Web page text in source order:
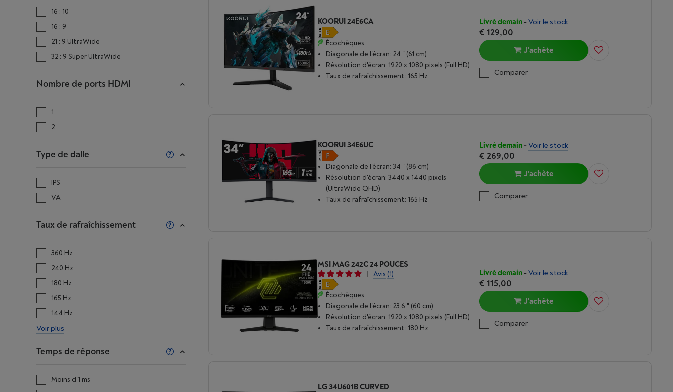
16 : 10
16 : 9
21 : 9 UltraWide
32 : 9 Super UltraWide
Nombre de ports HDMI
1
2
Type de dalle
IPS
VA
Taux de rafraîchissement
360 Hz
240 Hz
180 Hz
165 Hz
144 Hz
Voir plus
Temps de réponse
Moins d'1 ms
KOORUI 24E6CA
Écochèques
Diagonale de l'écran: 24 " (61 cm)
Résolution d'écran: 1920 x 1080 pixels (Full HD)
Taux de rafraîchissement: 165 Hz
Livré demain- Voir le stock
€ 129,00
J'achète
Comparer
KOORUI 34E6UC
Diagonale de l'écran: 34 " (86 cm)
Résolution d'écran: 3440 x 1440 pixels
(UltraWide QHD)
Taux de rafraîchissement: 165 Hz
Livré demain- Voir le stock
€ 269,00
J'achète
Comparer
MSI MAG 242C 24 POUCES
|
Avis (1)
Écochèques
Diagonale de l'écran: 23.6 " (60 cm)
Résolution d'écran: 1920 x 1080 pixels (Full HD)
Taux de rafraîchissement: 180 Hz
Livré demain- Voir le stock
€ 115,00
J'achète
Comparer
LG 34U601B CURVED